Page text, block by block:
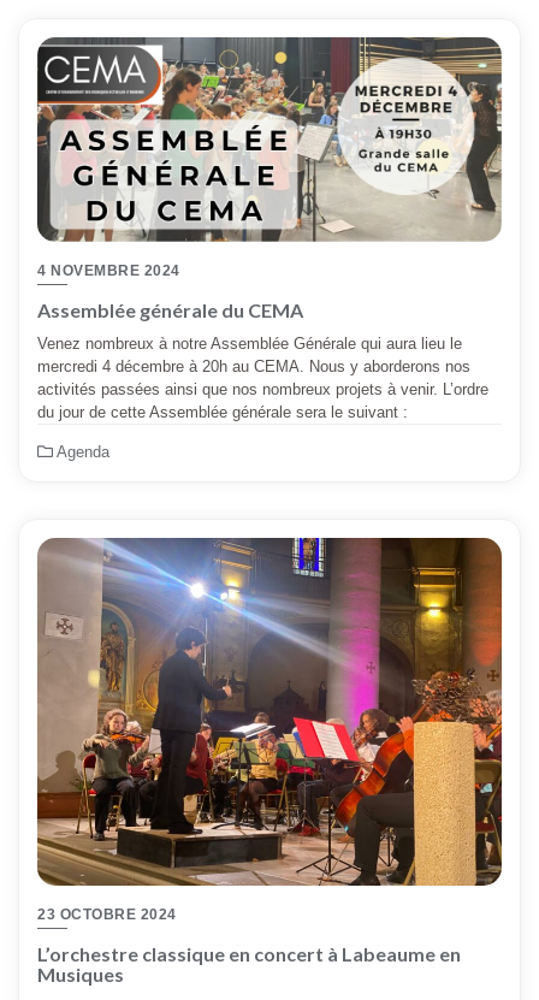
4 NOVEMBRE 2024
Assemblée générale du CEMA
Venez nombreux à notre Assemblée Générale qui aura lieu le
mercredi 4 décembre à 20h au CEMA. Nous y aborderons nos
activités passées ainsi que nos nombreux projets à venir. L’ordre
du jour de cette Assemblée générale sera le suivant :
Agenda
23 OCTOBRE 2024
L’orchestre classique en concert à Labeaume en
Musiques